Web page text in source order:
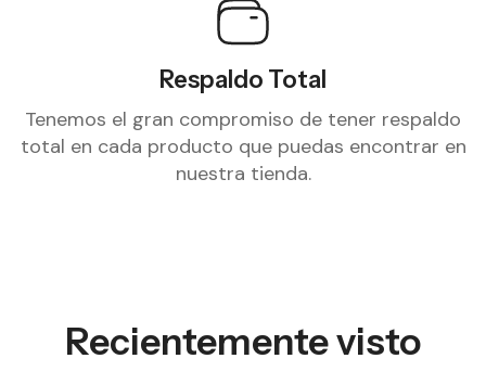
Respaldo Total
Tenemos el gran compromiso de tener respaldo
total en cada producto que puedas encontrar en
nuestra tienda.
Recientemente visto